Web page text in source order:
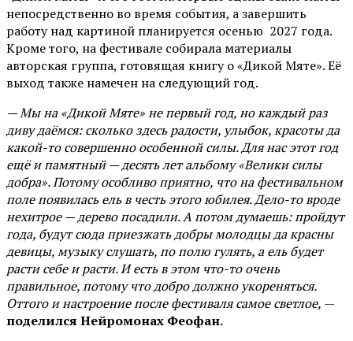
непосредственно во время события, а завершить
работу над картиной планируется осенью 2027 года.
Кроме того, на фестивале собирала материалы
авторская группа, готовящая книгу о «Дикой Мяте». Её
выход также намечен на следующий год.
— Мы на «Дикой Мяте» не первый год, но каждый раз
диву даёмся: сколько здесь радости, улыбок, красоты да
какой-то совершенно особенной силы. Для нас этот год
ещё и памятный — десять лет альбому «Велики силы
добра». Потому особливо приятно, что на фестивальном
поле появилась ель в честь этого юбилея. Дело-то вроде
нехитрое — дерево посадили. А потом думаешь: пройдут
года, будут сюда приезжать добры молодцы да красны
девицы, музыку слушать, по полю гулять, а ель будет
расти себе и расти. И есть в этом что-то очень
правильное, потому что добро должно укореняться.
Оттого и настроение после фестиваля самое светлое, —
поделился Нейромонах Феофан.